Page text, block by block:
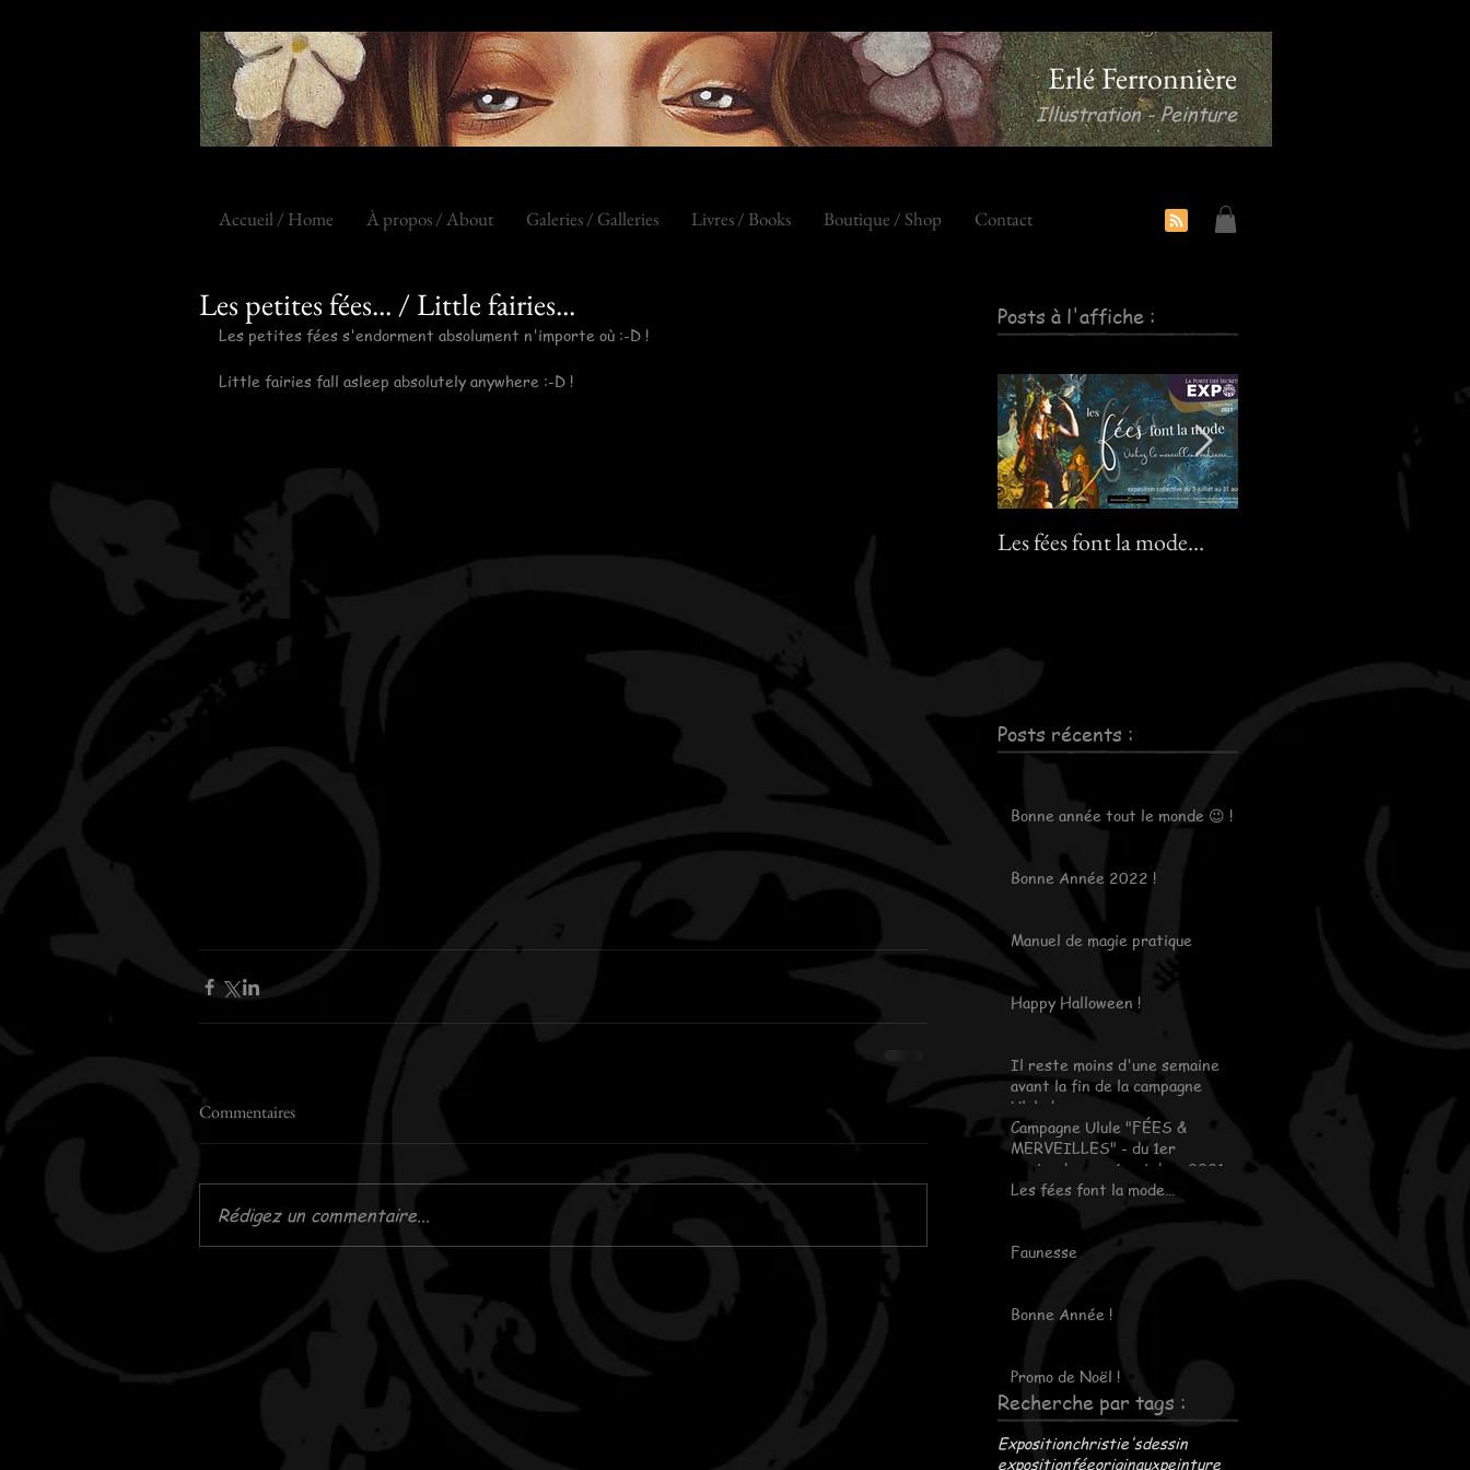
Erlé Ferronnière
Illustration - Peinture
Accueil / Home À propos / About Galeries / Galleries Livres / Books Boutique / Shop Contact
Les petites fées... / Little fairies...
Les petites fées s'endorment absolument n'importe où :-D !
Little fairies fall asleep absolutely anywhere :-D !
Commentaires
Rédigez un commentaire...
Posts à l'affiche :
Les fées font la mode…
Posts récents :
Bonne année tout le monde 😉 !
Bonne Année 2022 !
Manuel de magie pratique
Happy Halloween !
Il reste moins d'une semaine
avant la fin de la campagne
Ulule !
Campagne Ulule "FÉES &
MERVEILLES" - du 1er
septembre au 6 octobre 2021
Les fées font la mode…
Faunesse
Bonne Année !
Promo de Noël !
Recherche par tags :
Expositionchristie'sdessin
expositionféeoriginauxpeinture